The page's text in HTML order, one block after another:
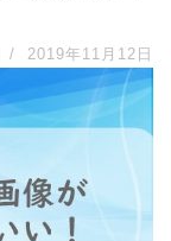
/ 2019年11月12日